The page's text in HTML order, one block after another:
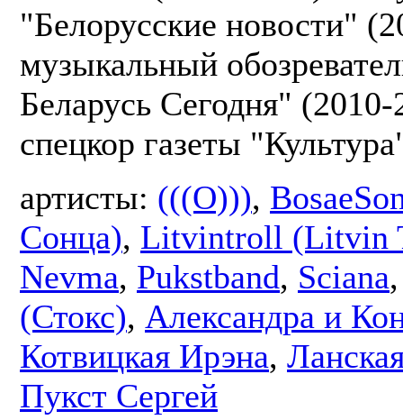
"Белорусские новости"
музыкальный
Беларусь Сегодня"
спецкор газеты
артисты: (((O))),
Сонца), Litvintroll (Litvin
Nevma, Pukstband, Sciana
(Стокс), Александра и
Котвицкая Ирэна,
Пукст Сергей